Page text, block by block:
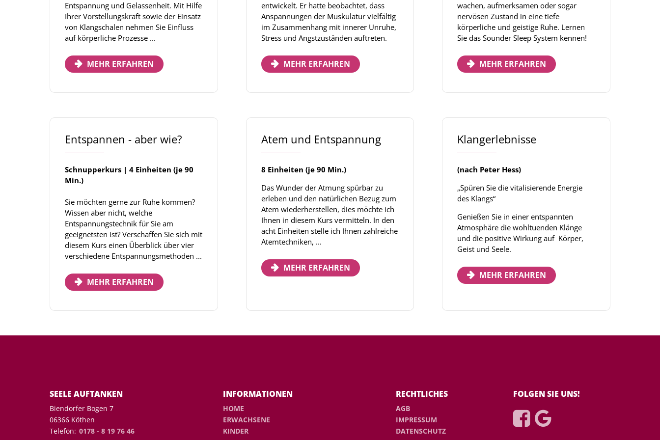
Entspannung und Gelassenheit. Mit Hilfe
Ihrer Vorstellungskraft sowie der Einsatz
von Klangschalen nehmen Sie Einfluss
auf körperliche Prozesse ...
MEHR ERFAHREN
entwickelt. Er hatte beobachtet, dass
Anspannungen der Muskulatur vielfältig
im Zusammenhang mit innerer Unruhe,
Stress und Angstzuständen auftreten.
MEHR ERFAHREN
wachen, aufmerksamen oder sogar
nervösen Zustand in eine tiefe
körperliche und geistige Ruhe. Lernen
Sie das Sounder Sleep System kennen!
MEHR ERFAHREN
Entspannen - aber wie?
Schnupperkurs | 4 Einheiten (je 90
Min.)
Sie möchten gerne zur Ruhe kommen?
Wissen aber nicht, welche
Entspannungstechnik für Sie am
geeignetsten ist? Verschaffen Sie sich mit
diesem Kurs einen Überblick über vier
verschiedene Entspannungsmethoden ...
MEHR ERFAHREN
Atem und Entspannung
8 Einheiten (je 90 Min.)
Das Wunder der Atmung spürbar zu
erleben und den natürlichen Bezug zum
Atem wiederherstellen, dies möchte ich
Ihnen in diesem Kurs vermitteln. In den
acht Einheiten stelle ich Ihnen zahlreiche
Atemtechniken, ...
MEHR ERFAHREN
Klangerlebnisse
(nach Peter Hess)
„Spüren Sie die vitalisierende Energie
des Klangs“
Genießen Sie in einer entspannten
Atmosphäre die wohltuenden Klänge
und die positive Wirkung auf Körper,
Geist und Seele.
MEHR ERFAHREN
SEELE AUFTANKEN
Biendorfer Bogen 7
06366 Köthen
Telefon: 0178 - 8 19 76 46
INFORMATIONEN
HOME
ERWACHSENE
KINDER
RECHTLICHES
AGB
IMPRESSUM
DATENSCHUTZ
FOLGEN SIE UNS!
 